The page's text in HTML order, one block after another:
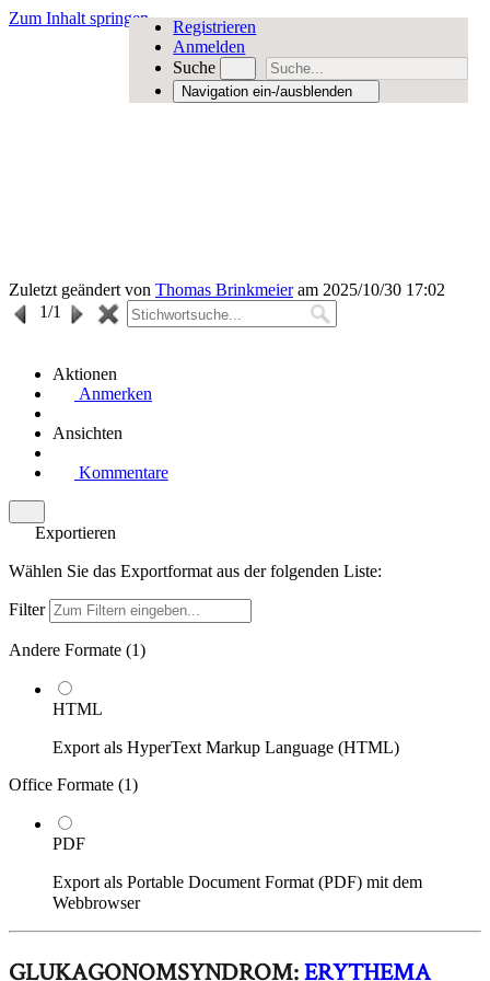
Zum Inhalt springen
Registrieren
Anmelden
Suche
Navigation ein-/ausblenden
Zuletzt geändert von Thomas Brinkmeieram 2025/10/30 17:02
1/1
Aktionen
Anmerken
Ansichten
Kommentare
Exportieren
Wählen Sie das Exportformat aus der folgenden Liste:
Filter
Andere Formate (1)
HTML
Export als HyperText Markup Language (HTML)
Office Formate (1)
PDF
Export als Portable Document Format (PDF) mit dem
Webbrowser
GLUKAGONOMSYNDROM:ERYTHEMA